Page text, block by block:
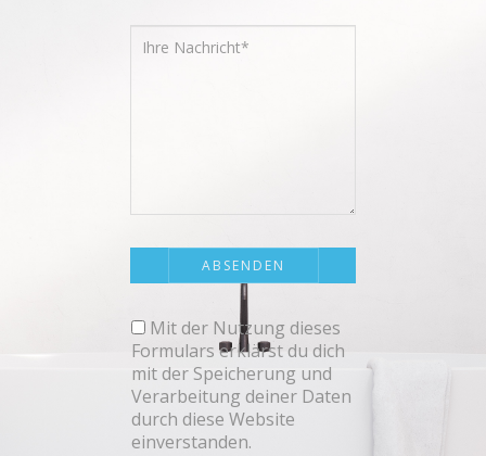
Mit der Nutzung dieses
Formulars erklärst du dich
mit der Speicherung und
Verarbeitung deiner Daten
durch diese Website
einverstanden.